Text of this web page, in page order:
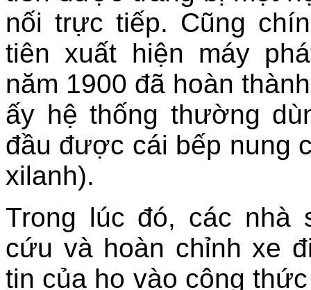
nối trực tiếp. Cũng
tiên xuất hiện máy
năm 1900 đã hoàn
ấy hệ thống thường
đầu được cái bếp nung
xilanh).
Trong lúc đó, các nhà
cứu và hoàn chỉnh xe
tin của họ vào công